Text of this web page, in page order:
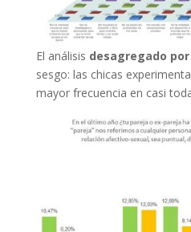
El análisis desagregado
sesgo: las chicas
mayor frecuencia en casi